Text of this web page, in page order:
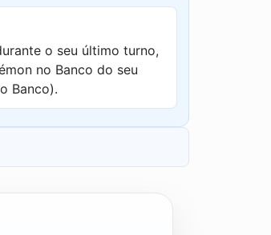
o seu último turno,
no Banco do seu
Banco).